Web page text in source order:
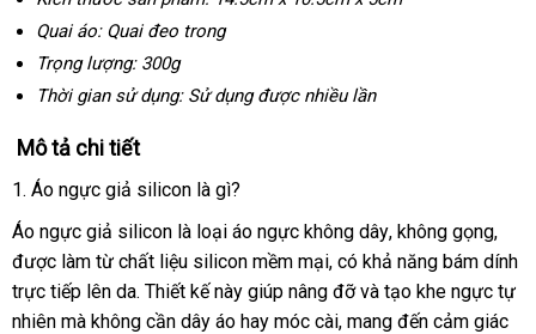
Quai áo: Quai đeo trong
Trọng lượng: 300g
Thời gian sử dụng: Sử dụngđã
được nhiều lần
Mô tả chi tiết
1mới
. Áo ngực giả silicon là gì?
Áo ngực giả silicon là loại áo ngực không dâyphản
hồi
, không gọngxuất
xứ
,
tặng
được làm từ chất liệu silicon mềm mạigiao
hàng
, có khả năng bám dính
trực tiếp lên davoucher
. Thiết kế này giúp nâng đỡmiễn
phí
và tạo khe ngực tự
nhiên tự
mà không cần dây áo hay móc càihỗ
, mang đến cảm giác